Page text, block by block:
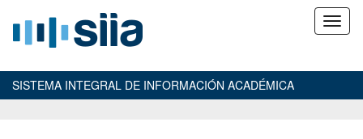
SISTEMA INTEGRAL DE INFORMACIÓN ACADÉMICA